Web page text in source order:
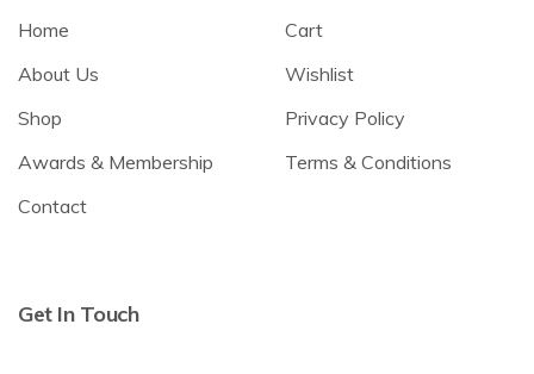
Home
About Us
Shop
Awards & Membership
Contact
Cart
Wishlist
Privacy Policy
Terms & Conditions
Get In Touch